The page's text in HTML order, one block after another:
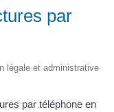
par
légale et administrative
par téléphone en